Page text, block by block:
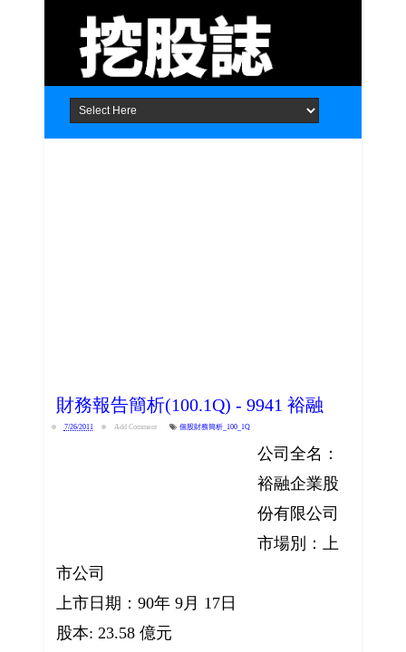
Home About Contact
財務報告簡析(100.1Q) - 9941 裕融
7/26/2011 Add Comment 個股財務簡析_100_1Q
公司全名：
裕融企業股
份有限公司
市場別：上
市公司
上市日期：90年 9月 17日
股本: 23.58 億元